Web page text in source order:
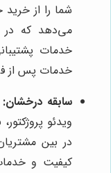
شما را از
می‌دهد که در
خدمات
خدمات پس از
سابقه درخشان:
ویدئو
در بین
کیفیت و